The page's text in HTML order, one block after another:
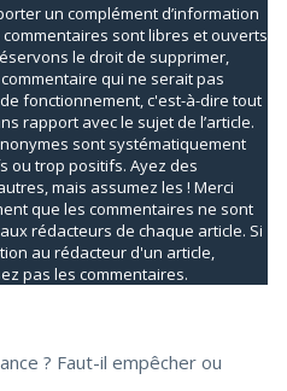
un complément d’information
sont libres et ouverts
le droit de supprimer,
qui ne serait pas
fonctionnement, c'est-à-dire tout
rapport avec le sujet de l’article.
sont systématiquement
ou trop positifs. Ayez des
mais assumez les ! Merci
que les commentaires ne sont
rédacteurs de chaque article. Si
au rédacteur d'un article,
pas les commentaires.
? Faut-il empêcher ou